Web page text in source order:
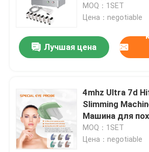
Проверка качества
Свяжитесь мы
Спросите цитату
MOQ：1SET
Цена：negotiable
Лучшая цена
4mhz Ultra 7d
Slimming
Машина для
MOQ：1SET
Цена：negotiable